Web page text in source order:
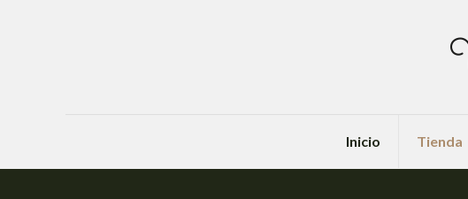
Inicio Tienda